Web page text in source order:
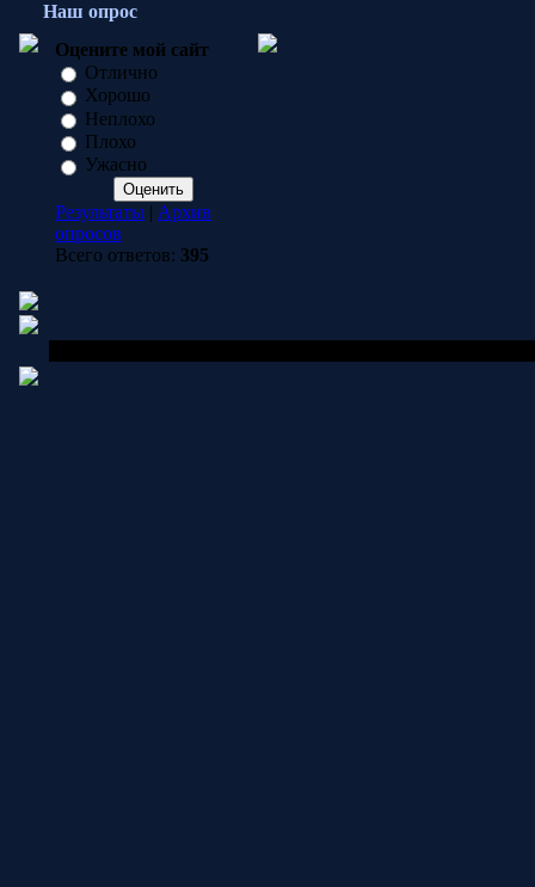
Наш опрос
Оцените мой сайт
Отлично
Хорошо
Неплохо
Плохо
Ужасно
Результаты | Архив
опросов
Всего ответов: 395